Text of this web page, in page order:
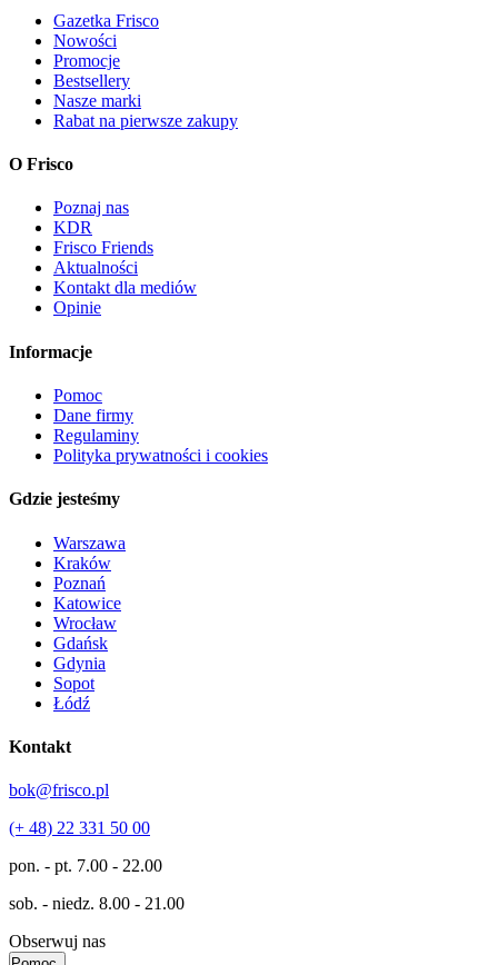
Gazetka Frisco
Nowości
Promocje
Bestsellery
Nasze marki
Rabat na pierwsze zakupy
O Frisco
Poznaj nas
KDR
Frisco Friends
Aktualności
Kontakt dla mediów
Opinie
Informacje
Pomoc
Dane firmy
Regulaminy
Polityka prywatności i cookies
Gdzie jesteśmy
Warszawa
Kraków
Poznań
Katowice
Wrocław
Gdańsk
Gdynia
Sopot
Łódź
Kontakt
bok@frisco.pl
(+ 48) 22 331 50 00
pon. - pt. 7.00 - 22.00
sob. - niedz. 8.00 - 21.00
Obserwuj nas